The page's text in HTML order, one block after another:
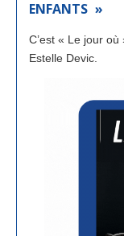
ENFANTS »
C’est « Le jour
Estelle Devic.